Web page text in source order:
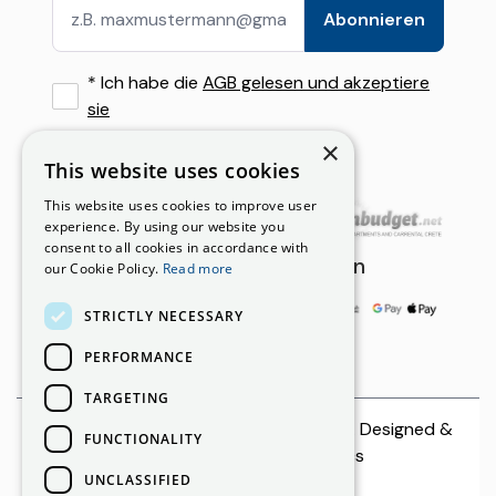
Crete, Greece Mietbedingungen
Falassarna mit dem Mietwagen: Route, Parken &
Flughafentransfer oder Mietwagen auf Kreta: Was
Günstige Mietwagenoptionen auf Kreta: Sparen,
Abonnieren
* Ich habe die AGB gelesen und akzeptiere
sie
Unsere Partner
Zahlungsmöglichkeiten
© 2026 CreteCars | All rights reserved. Designed &
Netmechanics
×
This website uses cookies
This website uses cookies to improve user
experience. By using our website you
consent to all cookies in accordance with
our Cookie Policy. Read more
STRICTLY NECESSARY
PERFORMANCE
TARGETING
FUNCTIONALITY
UNCLASSIFIED